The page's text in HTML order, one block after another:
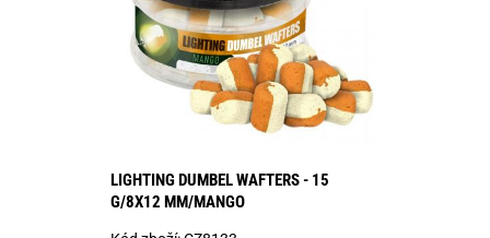
LIGHTING DUMBEL WAFTERS - 15
G/8X12 MM/MANGO